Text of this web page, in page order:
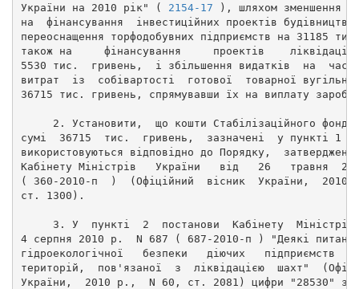
України на 2010 рік" ( 2154-17 ), шляхом зменшення
на  фінансування  інвестиційних проектів
переоснащення торфодобувних підприємств на 31185
також на     фінансування     проектів
5530 тис.  гривень,  і збільшення видатків  на
витрат  із  собівартості  готової  товарної
36715 тис. гривень, спрямувавши їх на виплату
2. Установити,  що кошти Стабілізаційного
сумі  36715  тис.  гривень,  зазначені  у пункті 1
використовуються відповідно до Порядку,
Кабінету Міністрів   України   від   26   травня
( 360-2010-п  )  (Офіційний  вісник  України,
ст. 1300).
3. У  пункті  2  постанови  Кабінету
4 серпня 2010 р.  N 687 ( 687-2010-п ) "Деякі
гідроекологічної   безпеки   діючих   підприємств
територій,  пов'язаної  з  ліквідацією  шахт"
України,  2010 р.,  N 60, ст. 2081) цифри "28530"